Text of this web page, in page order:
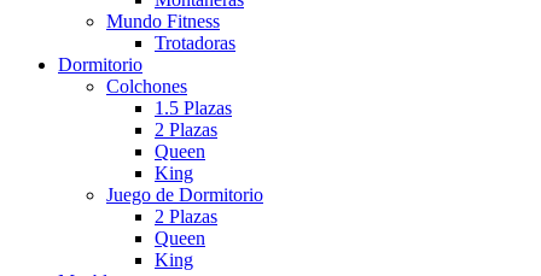
Mundo Fitness
Trotadoras
Dormitorio
Colchones
1.5 Plazas
2 Plazas
Queen
King
Juego de Dormitorio
2 Plazas
Queen
King